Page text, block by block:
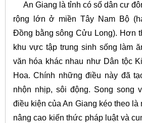
An Giang là tỉnh có số dân cư
rộng lớn ở miền Tây Nam Bộ
Đồng bằng sông Cửu Long). Hơn
khu vực tập trung sinh sống làm
văn hóa khác nhau như Dân tộc
Hoa. Chính những điều này đã
nhộn nhịp, sôi động. Song song
điều kiện của An Giang kéo theo là
nâng cao kiến thức pháp luật và